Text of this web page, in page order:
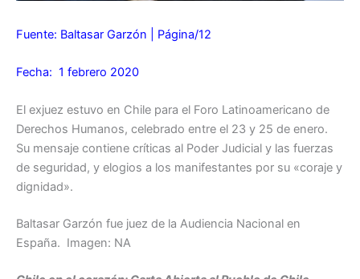
Fuente: Baltasar Garzón | Página/12
Fecha: 1 febrero 2020
El exjuez estuvo en Chile para el Foro Latinoamericano de
Derechos Humanos, celebrado entre el 23 y 25 de enero.
Su mensaje contiene críticas al Poder Judicial y las fuerzas
de seguridad, y elogios a los manifestantes por su «coraje y
dignidad».
Baltasar Garzón fue juez de la Audiencia Nacional en
España. Imagen: NA